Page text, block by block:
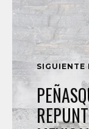
SIGUIENTE